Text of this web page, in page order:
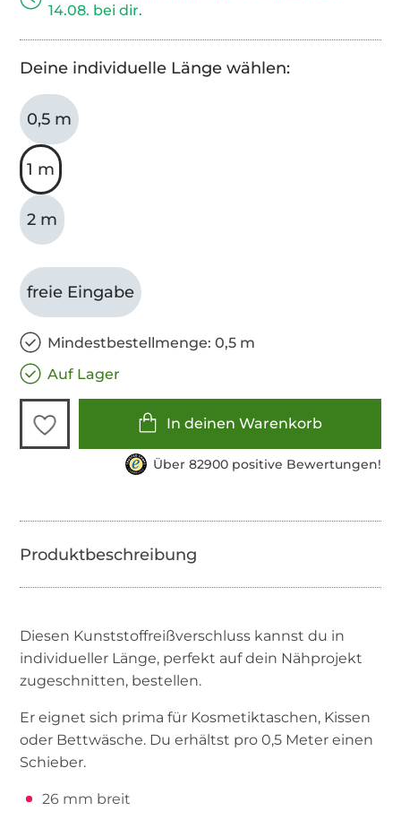
14.08. bei dir.
Deine individuelle Länge wählen:
0,5 m
1 m
2 m
freie Eingabe
Mindestbestellmenge: 0,5 m
Auf Lager
In deinen Warenkorb
Über 82900 positive Bewertungen!
Diesen Kunststoffreißverschluss kannst du in
individueller Länge, perfekt auf dein Nähprojekt
zugeschnitten, bestellen.
Er eignet sich prima für Kosmetiktaschen, Kissen
oder Bettwäsche. Du erhältst pro 0,5 Meter einen
Schieber.
26 mm breit